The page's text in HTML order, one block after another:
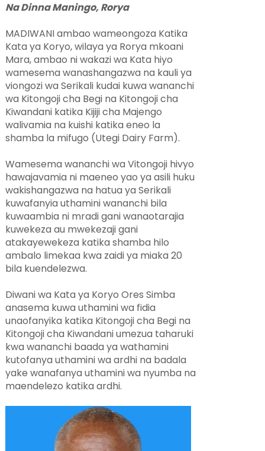
Na Dinna Maningo, Rorya
MADIWANI ambao wameongoza Katika
Kata ya Koryo, wilaya ya Rorya mkoani
Mara, ambao ni wakazi wa Kata hiyo
wamesema wanashangazwa na kauli ya
viongozi wa Serikali kudai kuwa wananchi
wa Kitongoji cha Begi na Kitongoji cha
Kiwandani katika Kijiji cha Majengo
walivamia na kuishi katika eneo la
shamba la mifugo (Utegi Dairy Farm).
Wamesema wananchi wa Vitongoji hivyo
hawajavamia ni maeneo yao ya asili huku
wakishangazwa na hatua ya Serikali
kuwafanyia uthamini wananchi bila
kuwaambia ni mradi gani wanaotarajia
kuwekeza au mwekezaji gani
atakayewekeza katika shamba hilo
ambalo limekaa kwa zaidi ya miaka 20
bila kuendelezwa.
Diwani wa Kata ya Koryo Ores Simba
anasema kuwa uthamini wa fidia
unaofanyika katika Kitongoji cha Begi na
Kitongoji cha Kiwandani umezua taharuki
kwa wananchi baada ya wathamini
kutofanya uthamini wa ardhi na badala
yake wanafanya uthamini wa nyumba na
maendelezo katika ardhi.